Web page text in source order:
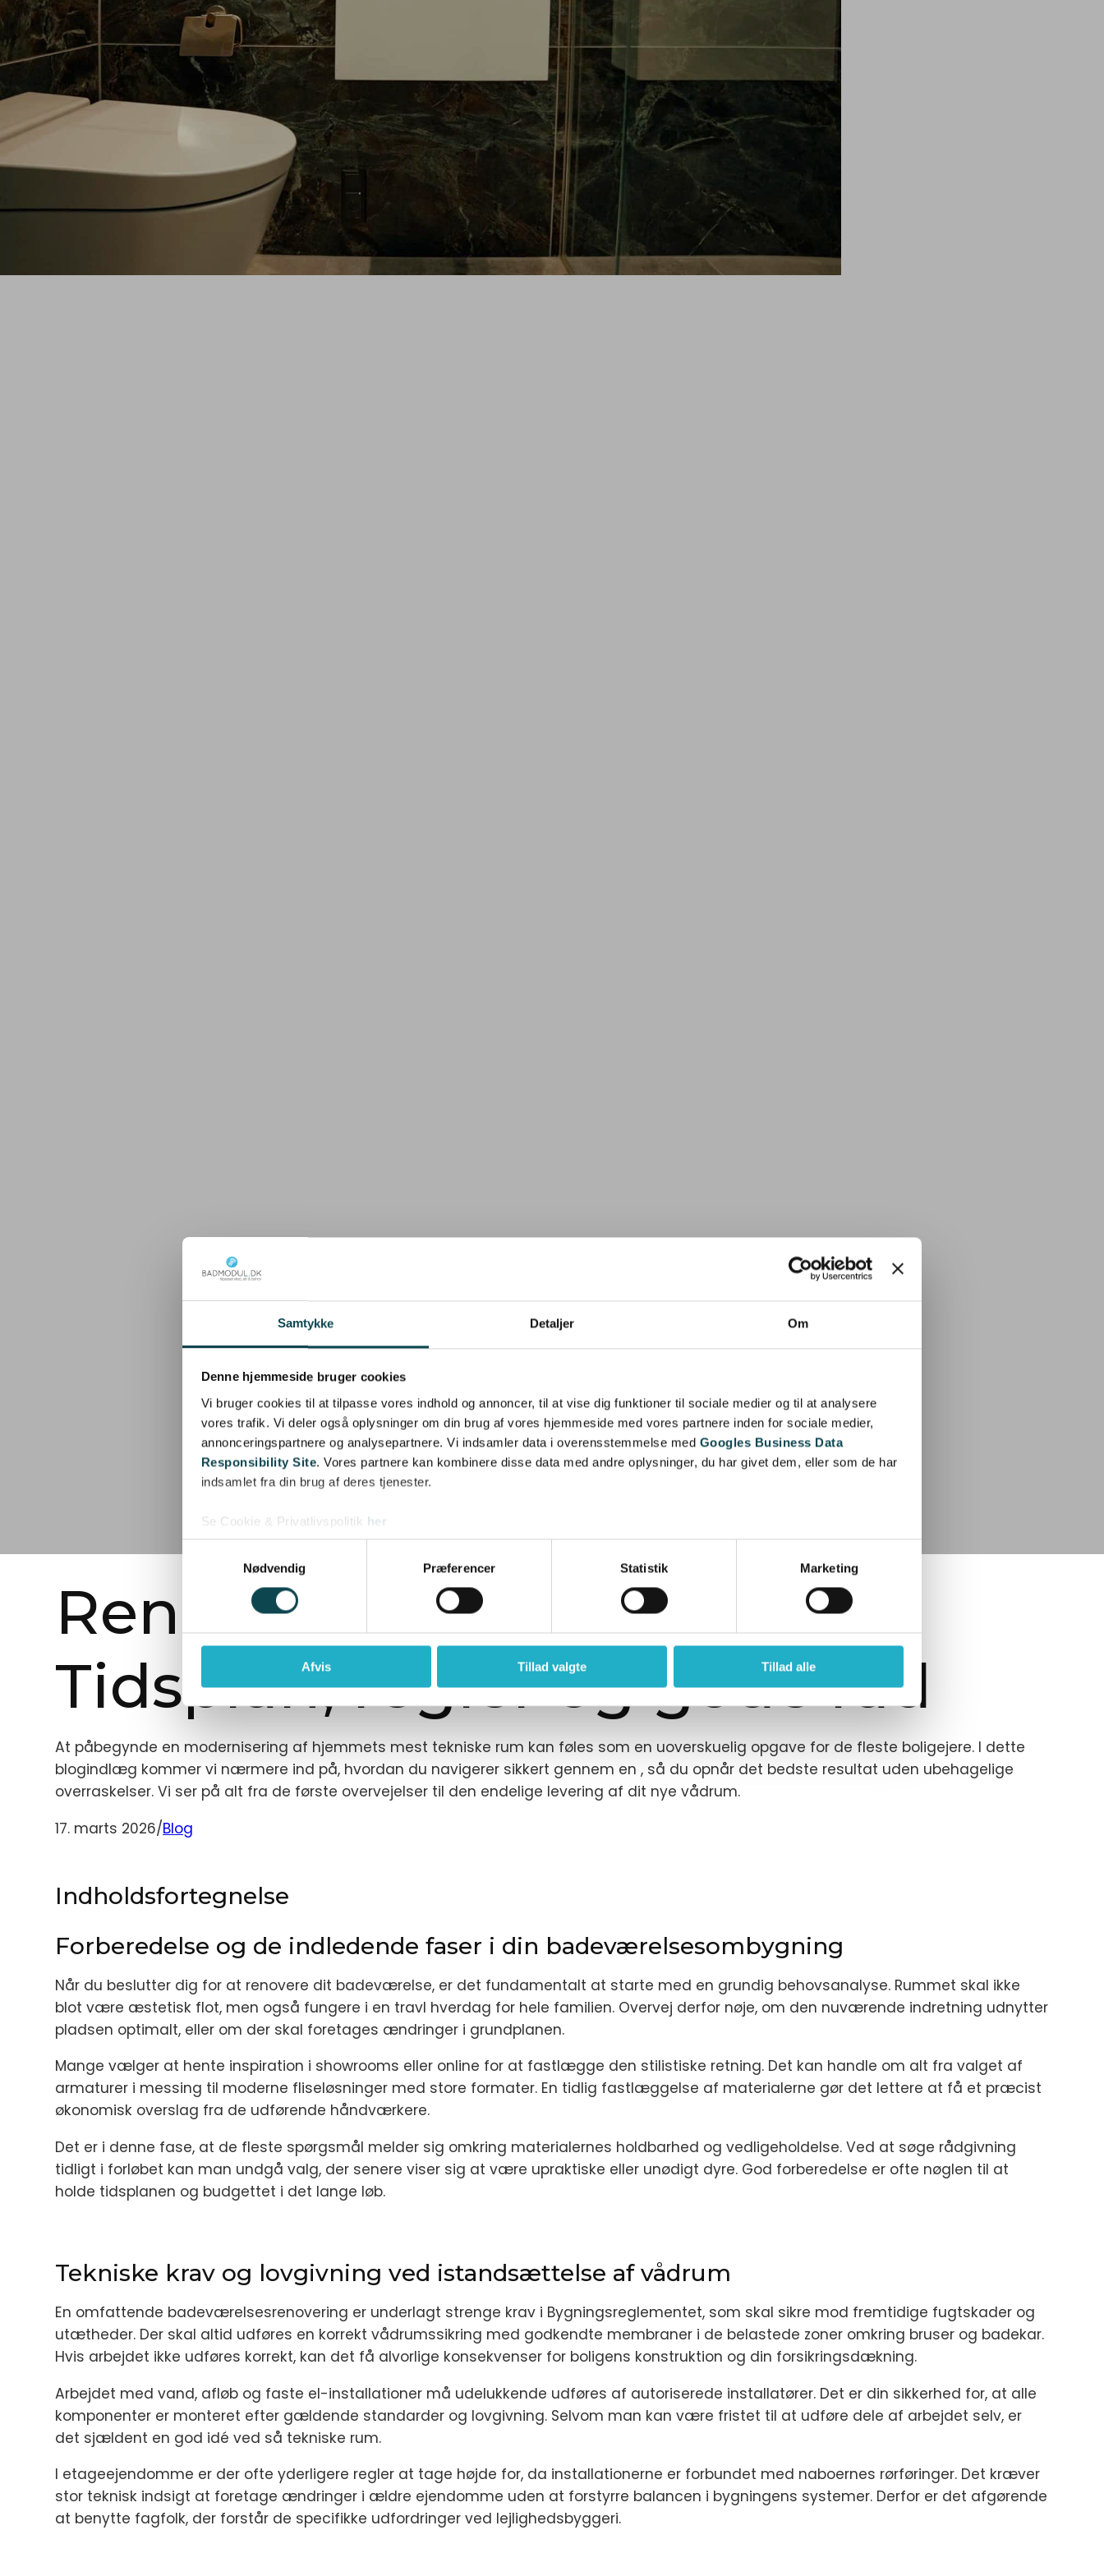
Samtykke Detaljer Om
Denne hjemmeside bruger cookies
Vi bruger cookies til at tilpasse vores indhold og annoncer, til at vise dig funktioner til sociale medier og til at analysere
vores trafik. Vi deler også oplysninger om din brug af vores hjemmeside med vores partnere inden for sociale medier,
annonceringspartnere og analysepartnere. Vi indsamler data i overensstemmelse med Googles Business Data
Responsibility Site. Vores partnere kan kombinere disse data med andre oplysninger, du har givet dem, eller som de har
indsamlet fra din brug af deres tjenester.
Se Cookie & Privatlivspolitik her
Nødvendig
Præferencer Statistik Marketing
Afvis Tillad valgte Tillad alle
Renovering af badeværelse:
Tidsplan, regler og gode råd
At påbegynde en modernisering af hjemmets mest tekniske rum kan føles som en uoverskuelig opgave for de fleste boligejere. I dette
blogindlæg kommer vi nærmere ind på, hvordan du navigerer sikkert gennem en , så du opnår det bedste resultat uden ubehagelige
overraskelser. Vi ser på alt fra de første overvejelser til den endelige levering af dit nye vådrum.
17. marts 2026/Blog
Indholdsfortegnelse
Forberedelse og de indledende faser i din badeværelsesombygning
Når du beslutter dig for at renovere dit badeværelse, er det fundamentalt at starte med en grundig behovsanalyse. Rummet skal ikke
blot være æstetisk flot, men også fungere i en travl hverdag for hele familien. Overvej derfor nøje, om den nuværende indretning udnytter
pladsen optimalt, eller om der skal foretages ændringer i grundplanen.
Mange vælger at hente inspiration i showrooms eller online for at fastlægge den stilistiske retning. Det kan handle om alt fra valget af
armaturer i messing til moderne fliseløsninger med store formater. En tidlig fastlæggelse af materialerne gør det lettere at få et præcist
økonomisk overslag fra de udførende håndværkere.
Det er i denne fase, at de fleste spørgsmål melder sig omkring materialernes holdbarhed og vedligeholdelse. Ved at søge rådgivning
tidligt i forløbet kan man undgå valg, der senere viser sig at være upraktiske eller unødigt dyre. God forberedelse er ofte nøglen til at
holde tidsplanen og budgettet i det lange løb.
Tekniske krav og lovgivning ved istandsættelse af vådrum
En omfattende badeværelsesrenovering er underlagt strenge krav i Bygningsreglementet, som skal sikre mod fremtidige fugtskader og
utætheder. Der skal altid udføres en korrekt vådrumssikring med godkendte membraner i de belastede zoner omkring bruser og badekar.
Hvis arbejdet ikke udføres korrekt, kan det få alvorlige konsekvenser for boligens konstruktion og din forsikringsdækning.
Arbejdet med vand, afløb og faste el-installationer må udelukkende udføres af autoriserede installatører. Det er din sikkerhed for, at alle
komponenter er monteret efter gældende standarder og lovgivning. Selvom man kan være fristet til at udføre dele af arbejdet selv, er
det sjældent en god idé ved så tekniske rum.
I etageejendomme er der ofte yderligere regler at tage højde for, da installationerne er forbundet med naboernes rørføringer. Det kræver
stor teknisk indsigt at foretage ændringer i ældre ejendomme uden at forstyrre balancen i bygningens systemer. Derfor er det afgørende
at benytte fagfolk, der forstår de specifikke udfordringer ved lejlighedsbyggeri.